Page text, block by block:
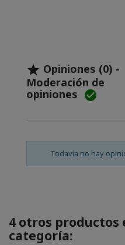
 Opiniones (0) -
Moderación de
opiniones 
Todavía no hay
4 otros productos
categoría: